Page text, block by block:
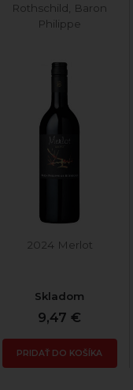
Rothschild, Baron
Philippe
2024 Merlot
Skladom
9,47 €
PRIDAŤ DO KOŠÍKA